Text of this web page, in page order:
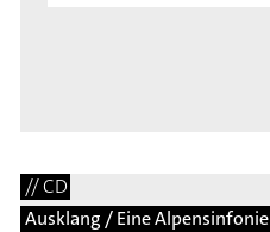
// CD
Ausklang / Eine Alpensinfonie